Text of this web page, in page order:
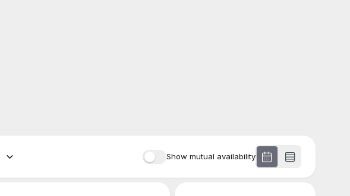
Show mutual availability